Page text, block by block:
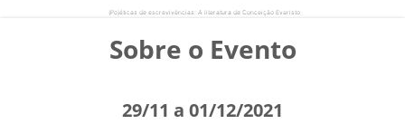
(Po)éticas de escrevivências: A literatura de Conceição Evaristo
Sobre o Evento
29/11 a 01/12/2021